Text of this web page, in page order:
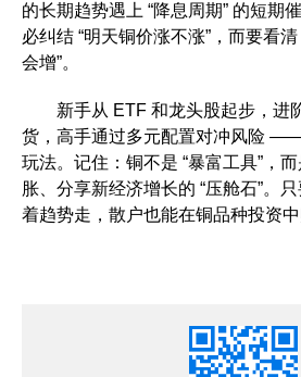
的长期趋势遇上 “降息周期” 的短期
必纠结 “明天铜价涨不涨”，而要看
会增”。
新手从 ETF 和龙头股起步，进
货，高手通过多元配置对冲风险
玩法。记住：铜不是 “暴富工具”，
胀、分享新经济增长的 “压舱石”。
着趋势走，散户也能在铜品种投资中